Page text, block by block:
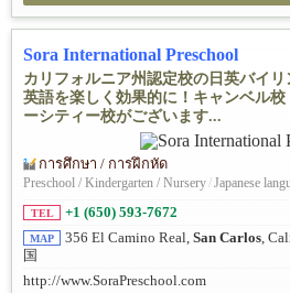
Sora International Preschool
カリフォルニア州認定校の日英バイ
英語を楽しく効果的に！キャンベル
ーシティー校がございます...
การศึกษา / การฝึกหัด
Preschool / Kindergarten / Nursery/Japanese
TEL +1 (650) 593-7672
MAP 356 El Camino Real, San Carlos,
国
http://www.SoraPreschool.com